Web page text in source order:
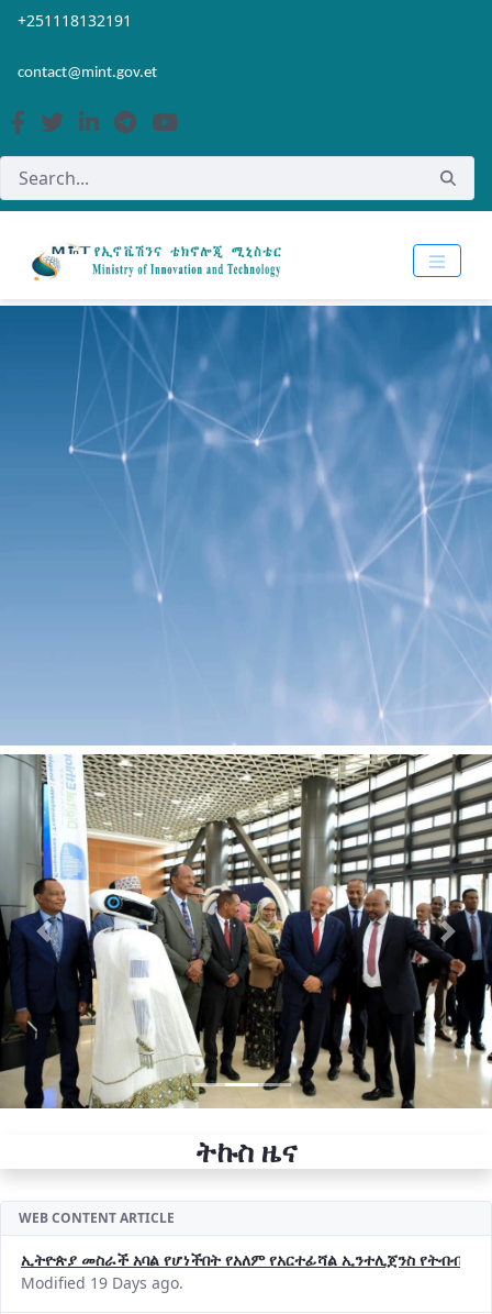
Skip to Main Content
Open Accessibility Menu
+251118132191
contact@mint.gov.et
Previous Next
ኢትዮጵያ መስራች አባል የሆነችበት የአለም የአርተፊሻል ኢንተሊጀንስ የትብብር
Modified 19 Days ago.